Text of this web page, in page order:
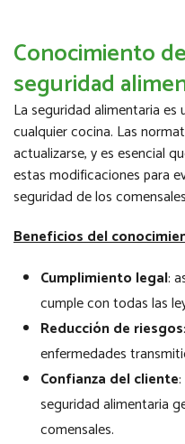
Conocimiento
seguridad
La seguridad alimentaria
cualquier cocina. Las
actualizarse, y es esencial
estas modificaciones para
seguridad de los
Beneficios del
Cumplimiento legal:
cumple con todas las
Reducción de riesgos
enfermedades
Confianza del cliente
seguridad alimentaria
comensales.